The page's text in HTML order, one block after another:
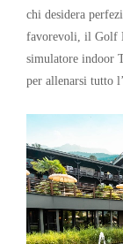
chi desidera
favorevoli, il Golf
simulatore indoor
per allenarsi tutto